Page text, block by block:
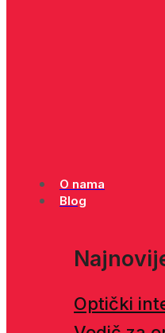
O nama
Blog
Optički